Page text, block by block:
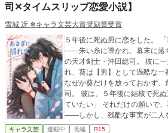
み終えられた暁には、あなた様
みとれる沖田総司像に忠実に描か
料考察に基づき、本小説の沖田
ないのは勿論のこと、昏倒
んと病の関係等、諸所で提唱す
取りいただければと存じます ☆ 親子問題を扱っており、少し
でも双方をつなぐ糸口になれ
虐待を対象にはできておりま
残念ながら難しく、恐縮ながら
せ ※ 現在、全年齢版も連載しています （作者近況ボード
ご参照）
司✕タイムスリップ恋愛小説】
雪城 冴 ❄キャラ文芸大賞奨励賞受賞
５年後に死ぬ男に恋をした。 「葵さん俺にくれません？」
――朱い糸に導かれ、幕末に落
の天才剣士・沖田総司。 彼に
れ、葵は【男】として過酷な一
なぜか葵だけを放っておかず
司。 彼は、５年後に結核で死ぬ運命だった
ていたい」 それだけの願いで
――しかし、残酷な事実が二人を引き裂く 朱
ば、現世に帰され、 さらに幕
キャラ文芸 連載中 長編 R15